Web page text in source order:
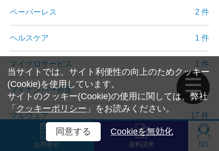
ペーパーレス 2 件
ヘルスケア 1 件
マイクロサービス 1 件
マイナンバー制度 1 件
マルウェア 17 件
無線LAN 1 件
お問合せ 資料請求 TEL
当サイトでは、サイト利便性の向上のためクッキー
(Cookie)を使用しています。
サイトのクッキー(Cookie)の使用に関しては、弊社
「 クッキーポリシー 」をお読みください。
同意する Cookieを無効化